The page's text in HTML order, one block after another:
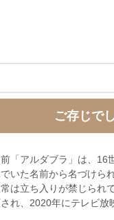
ご存じで
「アルダブラ」は、
いた名前から名づけられ
は立ち入りが禁じら
れ、2020年にテレビ放